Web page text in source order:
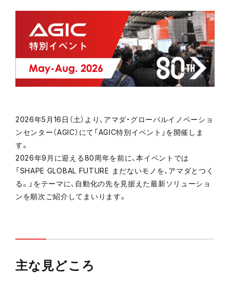
2026年5月16日（土）より、アマダ・グローバルイノベーショ
ンセンター（AGIC）にて「AGIC特別イベント」を開催しま
す。
2026年9月に迎える80周年を前に、本イベントでは
「SHAPE GLOBAL FUTURE まだないモノを、アマダとつく
る。」をテーマに、自動化の先を見据えた最新ソリューショ
ンを順次ご紹介してまいります。
主な見どころ